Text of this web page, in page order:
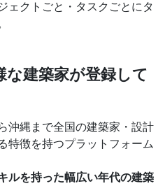
ェクトごと・タスクごとにタ
な建築家が登録して
沖縄まで全国の建築家・設計
特徴を持つプラットフォーム
ルを持った幅広い年代の建築